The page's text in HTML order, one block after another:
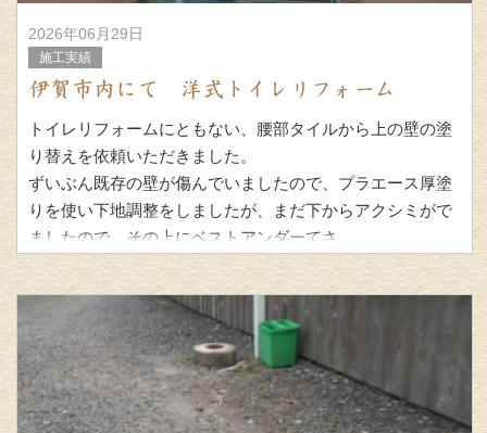
2026年06月29日
施工実績
伊賀市内にて 洋式トイレリフォーム
トイレリフォームにともない、腰部タイルから上の壁の塗
り替えを依頼いただきました。
ずいぶん既存の壁が傷んでいましたので、プラエース厚塗
りを使い下地調整をしましたが、まだ下からアクシミがで
ましたので、その上にベストアンダーてさ